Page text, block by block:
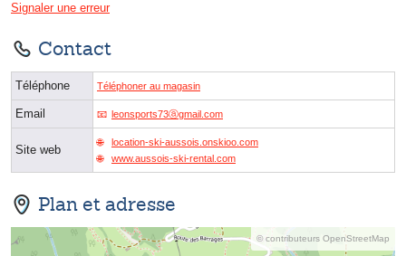
Signaler une erreur
Contact
Téléphone Téléphoner au magasin
Email leonsports73ⓐgmail.com
Site web
location-ski-aussois.onskioo.com
www.aussois-ski-rental.com
Plan et adresse
© contributeurs OpenStreetMap